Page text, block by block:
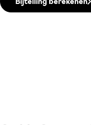
Bijtelling berekenen